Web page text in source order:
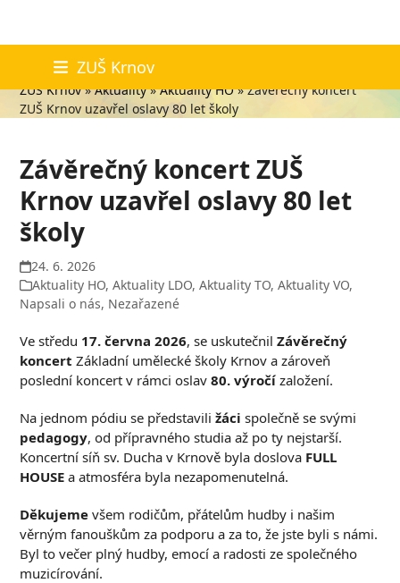
content
ZUŠ Krnov
Aktuality
ZUŠ Krnov»Aktuality»Aktuality HO»Závěrečný koncert
ZUŠ Krnov uzavřel oslavy 80 let školy
Závěrečný koncert ZUŠ
Krnov uzavřel oslavy 80 let
školy
24. 6. 2026
Aktuality HO,Aktuality LDO,Aktuality TO,Aktuality VO,
Napsali o nás, Nezařazené
Ve středu 17. června 2026, se uskutečnilZávěrečný
koncert Základní umělecké školy Krnov a zároveň
poslední koncert v rámci oslav 80. výročí založení.
Na jednom pódiu se představiližáci společně se svými
pedagogy, od přípravného studia až po ty nejstarší.
Koncertní síň sv. Ducha v Krnově byla doslova FULL
HOUSE a atmosféra byla nezapomenutelná.
Děkujeme všem rodičům, přátelům hudby i našim
věrným fanouškům za podporu a za to, že jste byli s námi.
Byl to večer plný hudby, emocí a radosti ze společného
muzicírování.